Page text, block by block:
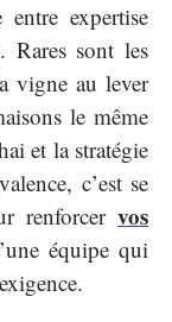
expertise
Rares sont les
vigne au lever
le même
et la stratégie
c’est se
renforcer vos
équipe qui